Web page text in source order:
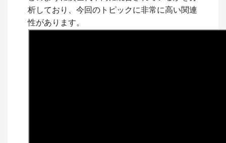
析しており、今回のトピックに非常に高い関連
性があります。